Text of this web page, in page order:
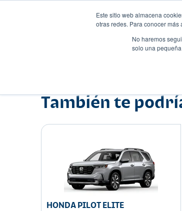
Este sitio web almacena
otras redes. Para conocer
No haremos
solo una
También te
HONDA PILOT ELITE